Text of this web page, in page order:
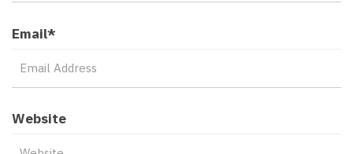
Email*
Website